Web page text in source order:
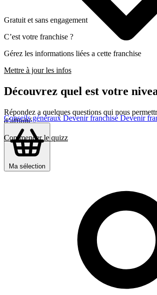
Conseils généraux Devenir franchisé Devenir
Ma sélection
Gratuit et sans engagement
C’est votre franchise ?
Gérez les informations liées a cette franchise
Mettre à jour les infos
Découvrez quel est votre
Répondez a quelques questions qui nous
d’affinité
Commencer le quizz